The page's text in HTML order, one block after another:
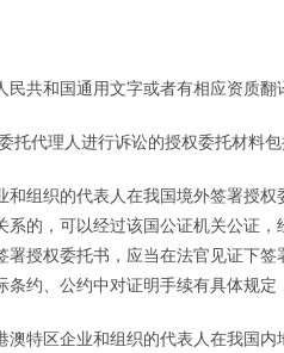
共和国通用文字或者有相应资质翻
托代理人进行诉讼的授权委托材料包
和组织的代表人在我国境外签署授
系的，可以经过该国公证机关公证
署授权委托书，应当在法官见证下
条约、公约中对证明手续有具体规
澳特区企业和组织的代表人在我国